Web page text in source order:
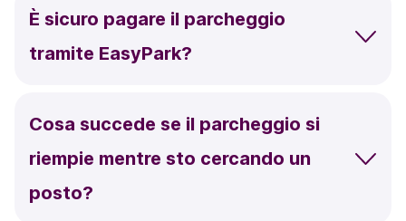
È sicuro pagare il parcheggio
tramite EasyPark?
Cosa succede se il parcheggio si
riempie mentre sto cercando un
posto?